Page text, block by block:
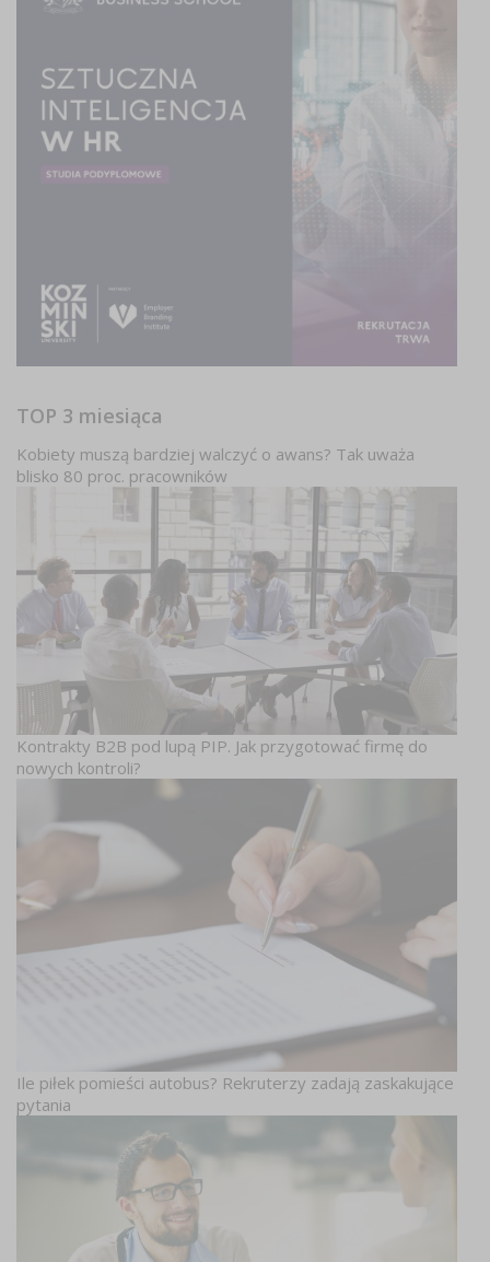
TOP 3 miesiąca
Kobiety muszą bardziej walczyć o awans? Tak uważa
blisko 80 proc. pracowników
Kontrakty B2B pod lupą PIP. Jak przygotować firmę do
nowych kontroli?
Ile piłek pomieści autobus? Rekruterzy zadają zaskakujące
pytania